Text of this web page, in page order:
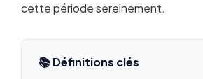
impérativement
l’utiliser ?
Salaires, pensions, revenus
cette période sereinement.
📚 Définitions clés